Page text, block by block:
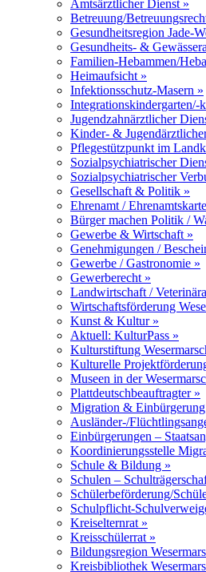
Amtsärztlicher Dienst »
Betreuung/
Gesundheitsregion Jade-
Gesundheits- &
Familien-Hebammen/
Heimaufsicht »
Infektionsschutz-Masern »
Integrationskindergarten/-
Jugendzahnärztlicher
Kinder- &
Pflegestützpunkt im
Sozialpsychiatrischer
Sozialpsychiatrischer
Gesellschaft & Politik »
Ehrenamt /
Bürger machen Politik /
Gewerbe & Wirtschaft »
Genehmigungen /
Gewerbe / Gastronomie »
Gewerberecht »
Landwirtschaft /
Wirtschaftsförderung
Kunst & Kultur »
Aktuell: KulturPass »
Kulturstiftung
Kulturelle
Museen in der
Plattdeutschbeauftragter »
Migration &
Ausländer-/
Einbürgerungen –
Koordinierungsstelle
Schule & Bildung »
Schulen –
Schülerbeförderung/
Schulpflicht-
Kreiselternrat »
Kreisschülerrat »
Bildungsregion
Kreisbibliothek